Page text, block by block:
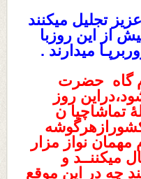
تجلیل میکنند
از این روزبا
میدارند .
گاه حضرت
روز
تماشاچیا ن
مهمان نواز مزار
میکننــد و
چه در این موقع